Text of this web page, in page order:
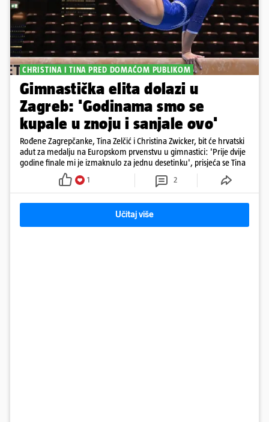
CHRISTINA I TINA PRED DOMAĆOM PUBLIKOM
Gimnastička elita dolazi u
Zagreb: 'Godinama smo se
kupale u znoju i sanjale ovo'
Rođene Zagrepčanke, Tina Zelčić i Christina Zwicker, bit će hrvatski
adut za medalju na Europskom prvenstvu u gimnastici: 'Prije dvije
godine finale mi je izmaknulo za jednu desetinku', prisjeća se Tina
1 2
Učitaj više